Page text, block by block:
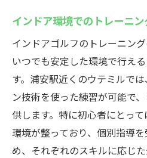
インドア環境でのトレーニ
インドアゴルフのトレーニン
いつでも安定した環境で行え
す。浦安駅近くのウテミルで
ン技術を使った練習が可能で
供します。特に初心者にとっ
環境が整っており、個別指導
め、それぞれのスキルに応じ